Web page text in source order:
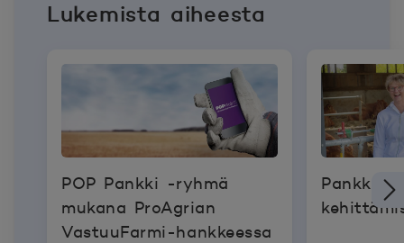
Lukemista aiheesta
POP Pankki -ryhmä
mukana ProAgrian
VastuuFarmi-hankkeessa
Pankki